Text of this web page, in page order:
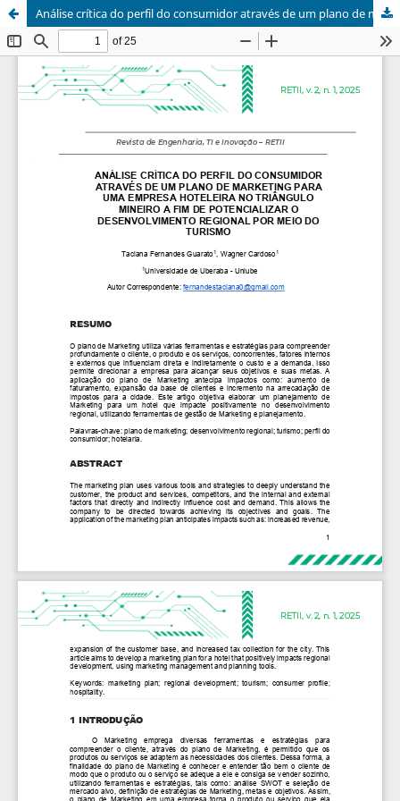
Análise crítica do perfil do consumidor através de um plano de marketing para uma empresa hoteleira no Triângulo Mineiro a fim de potencializar o desenvolvimento regional por meio do turismo.